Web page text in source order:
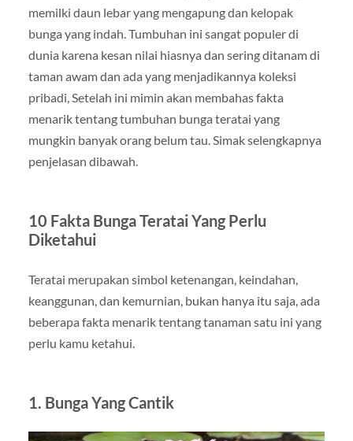
memilki daun lebar yang mengapung dan kelopak
bunga yang indah. Tumbuhan ini sangat populer di
dunia karena kesan nilai hiasnya dan sering ditanam di
taman awam dan ada yang menjadikannya koleksi
pribadi, Setelah ini mimin akan membahas fakta
menarik tentang tumbuhan bunga teratai yang
mungkin banyak orang belum tau. Simak selengkapnya
penjelasan dibawah.
10 Fakta Bunga Teratai Yang Perlu
Diketahui
Teratai merupakan simbol ketenangan, keindahan,
keanggunan, dan kemurnian, bukan hanya itu saja, ada
beberapa fakta menarik tentang tanaman satu ini yang
perlu kamu ketahui.
1. Bunga Yang Cantik